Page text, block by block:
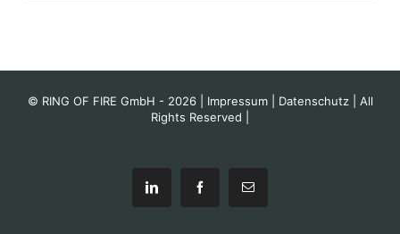
© RING OF FIRE GmbH - 2026 | Impressum| Datenschutz| All
Rights Reserved |
LinkedIn FacebookE-
Mail